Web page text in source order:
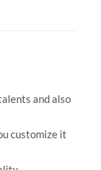
and also
customize it